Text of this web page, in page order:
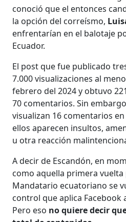
conoció que el entonces
la opción del correísmo,
enfrentarían en el balotaje
Ecuador.
El post que fue publicado
7.000 visualizaciones al
febrero del 2024 y obtuvo
70 comentarios. Sin
visualizan 16 comentarios
ellos aparecen insultos,
u otra reacción
A decir de Escandón, en
como aquella primera
Mandatario ecuatoriano se
control que aplica Facebook
Pero eso no quiere decir